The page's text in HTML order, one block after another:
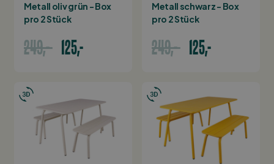
Metall oliv grün - Box
pro 2 Stück
249,- 125,-
Metall schwarz - Box
pro 2 Stück
249,- 125,-